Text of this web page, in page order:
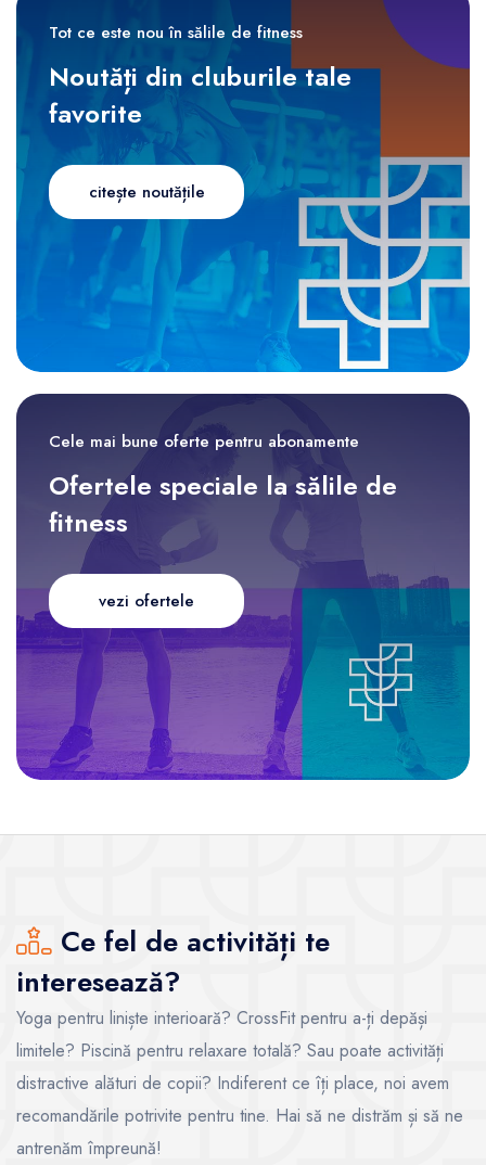
Tot ce este nou în sălile de fitness
Noutăți din cluburile tale
favorite
citește noutățile
Cele mai bune oferte pentru abonamente
Ofertele speciale la sălile de
fitness
vezi ofertele
Ce fel de activități te
interesează?
Yoga pentru liniște interioară? CrossFit pentru a-ți depăși
limitele? Piscină pentru relaxare totală? Sau poate activități
distractive alături de copii? Indiferent ce îți place, noi avem
recomandările potrivite pentru tine. Hai să ne distrăm și să ne
antrenăm împreună!